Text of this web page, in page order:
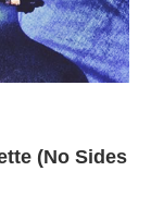
(No Sides